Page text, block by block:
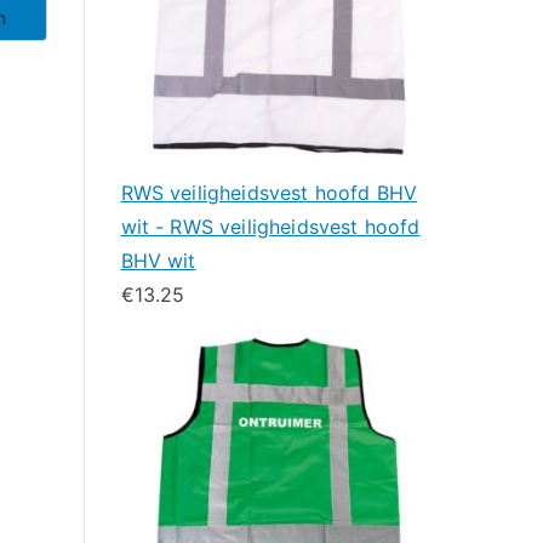
RWS veiligheidsvest hoofd BHV
wit - RWS veiligheidsvest hoofd
BHV wit
€13.25